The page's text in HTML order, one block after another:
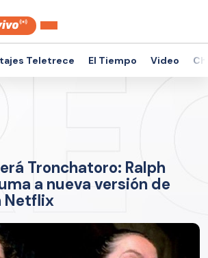
Teletrece El Tiempo Video
Tronchatoro: Ralph
a nueva versión de
Netflix